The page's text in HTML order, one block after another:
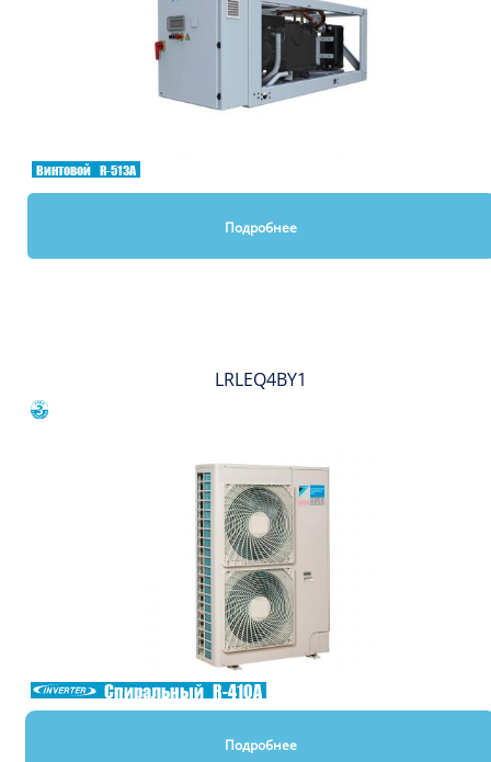
Винтовой R-513A
Подробнее
LRLEQ4BY1
Спиральный R-410A
Подробнее